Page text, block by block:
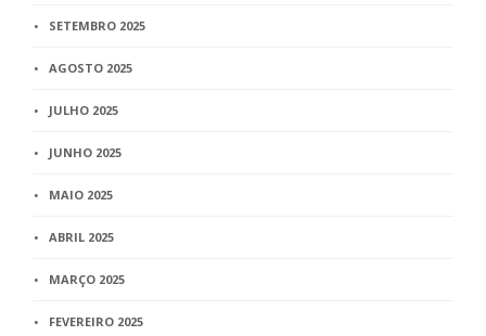
SETEMBRO 2025
AGOSTO 2025
JULHO 2025
JUNHO 2025
MAIO 2025
ABRIL 2025
MARÇO 2025
FEVEREIRO 2025